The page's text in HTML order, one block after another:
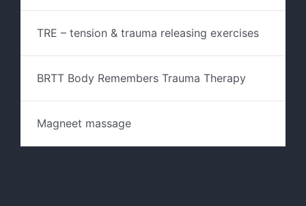
TRE – tension & trauma releasing exercises
BRTT Body Remembers Trauma Therapy
Magneet massage